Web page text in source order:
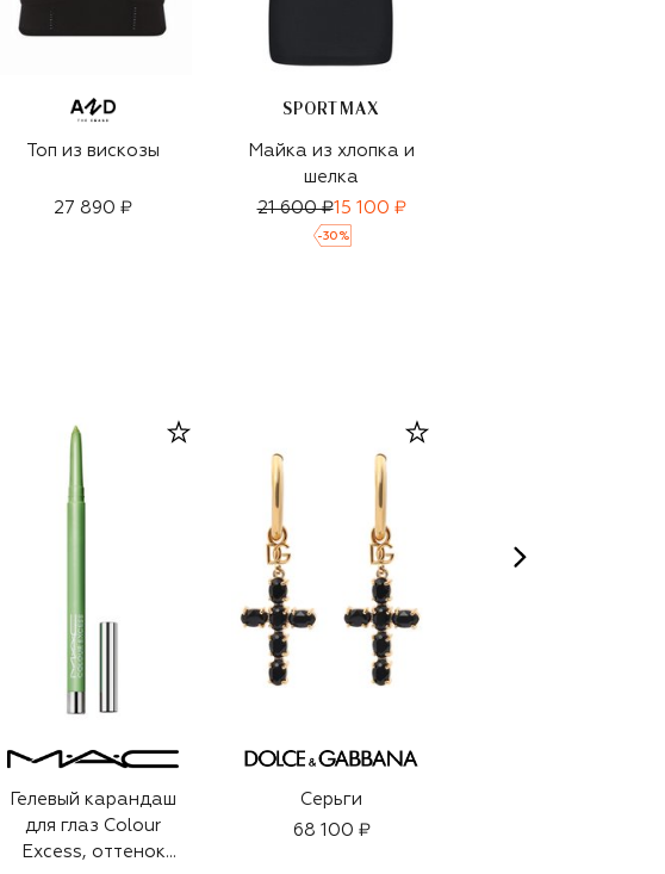
Топ из вискозы
27 890 ₽
SPORTMAX
Майка из хлопка и
шелка
21 600 ₽15 100 ₽
-30 %
Гелевый карандаш
для глаз Colour
Excess, оттенок
Серьги
68 100 ₽